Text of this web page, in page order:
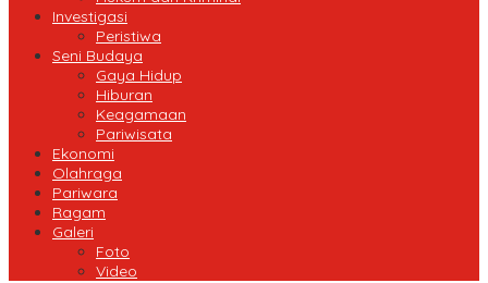
Investigasi
Peristiwa
Seni Budaya
Gaya Hidup
Hiburan
Keagamaan
Pariwisata
Ekonomi
Olahraga
Pariwara
Ragam
Galeri
Foto
Video